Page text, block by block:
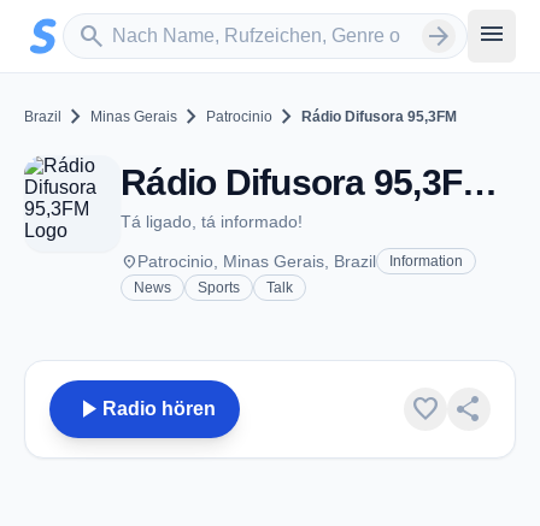
Zum Hauptinhalt springen
search
Sender suchen arrow_forward menu
Brazil chevron_right Minas Gerais chevron_right Patrocinio chevron_right Rádio Difusora 95,3FM
Rádio Difusora 95,3FM - FM 95.3 - Patrocinio
Tá ligado, tá informado!
placePatrocinio, Minas Gerais, Brazil
Information
News
Sports Talk
play_arrow Radio hören favorite share